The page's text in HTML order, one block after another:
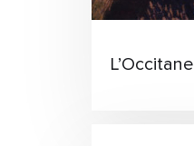
L’Occitane